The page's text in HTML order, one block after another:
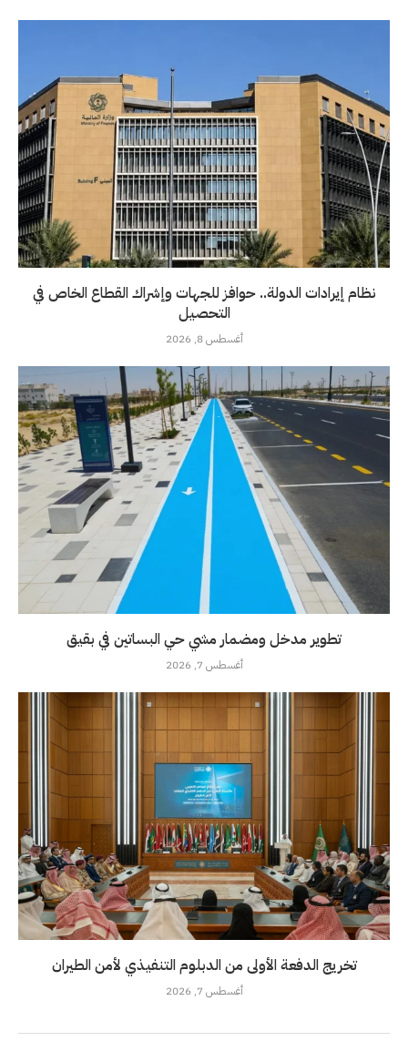
نظام إيرادات الدولة.. حوافز للجهات وإشراك القطاع الخاص في
التحصيل
أغسطس 8, 2026
تطوير مدخل ومضمار مشي حي البساتين في بقيق
أغسطس 7, 2026
تخريج الدفعة الأولى من الدبلوم التنفيذي لأمن الطيران
أغسطس 7, 2026